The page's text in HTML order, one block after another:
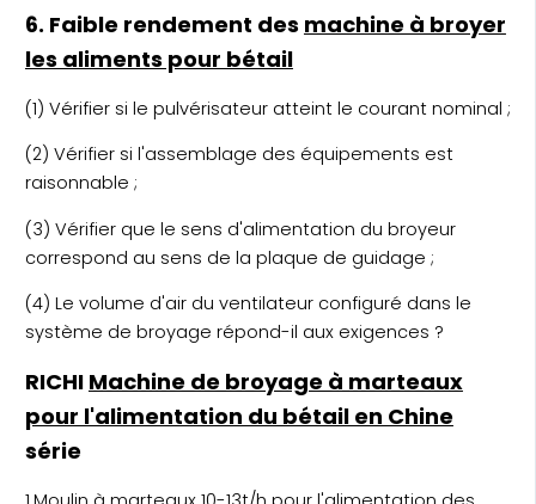
6. Faible rendement des machine à broyer
les aliments pour bétail
(1) Vérifier si le pulvérisateur atteint le courant nominal ;
(2) Vérifier si l'assemblage des équipements est
raisonnable ;
(3) Vérifier que le sens d'alimentation du broyeur
correspond au sens de la plaque de guidage ;
(4) Le volume d'air du ventilateur configuré dans le
système de broyage répond-il aux exigences ?
RICHI Machine de broyage à marteaux
pour l'alimentation du bétail en Chine
série